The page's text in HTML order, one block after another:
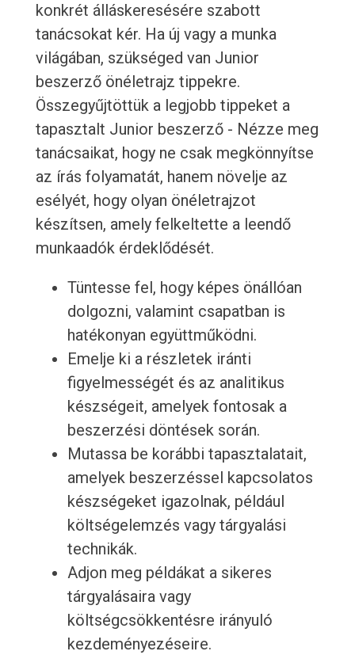
konkrét álláskeresésére szabott
tanácsokat kér. Ha új vagy a munka
világában, szükséged van Junior
beszerző önéletrajz tippekre.
Összegyűjtöttük a legjobb tippeket a
tapasztalt Junior beszerző - Nézze meg
tanácsaikat, hogy ne csak megkönnyítse
az írás folyamatát, hanem növelje az
esélyét, hogy olyan önéletrajzot
készítsen, amely felkeltette a leendő
munkaadók érdeklődését.
Tüntesse fel, hogy képes önállóan
dolgozni, valamint csapatban is
hatékonyan együttműködni.
Emelje ki a részletek iránti
figyelmességét és az analitikus
készségeit, amelyek fontosak a
beszerzési döntések során.
Mutassa be korábbi tapasztalatait,
amelyek beszerzéssel kapcsolatos
készségeket igazolnak, például
költségelemzés vagy tárgyalási
technikák.
Adjon meg példákat a sikeres
tárgyalásaira vagy
költségcsökkentésre irányuló
kezdeményezéseire.